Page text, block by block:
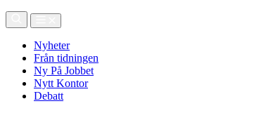
Nyheter
Från tidningen
Ny På Jobbet
Nytt Kontor
Debatt